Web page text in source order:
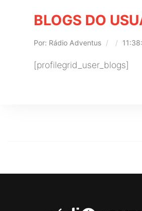
BLOGS DO
Por: Rádio Adventus / /
[profilegrid_user_blogs]